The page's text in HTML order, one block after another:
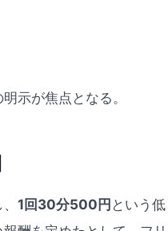
示が焦点となる。
1回30分500円 という低